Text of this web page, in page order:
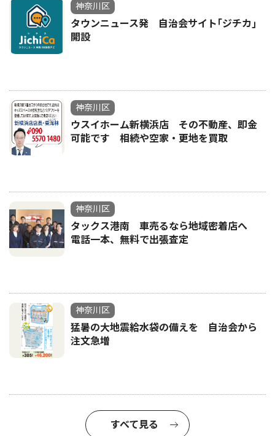
神奈川区
タウンニュース発 自治会サイト｢ジチカ｣
開設
神奈川区
ウスイホーム新横浜店 その不動産、即金
可能です 相続や空家・更地を買取
神奈川区
タックス港南 車売るなら地域密着店へ
電話一本、無料で出張査定
神奈川区
猛暑の大地震給水袋の備えを 自治会から
注文急増
すべて見る